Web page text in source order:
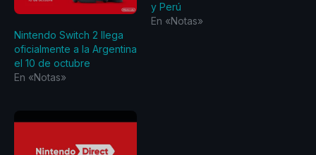
Nintendo Switch 2 llega
oficialmente a la Argentina
el 10 de octubre
En «Notas»
y Perú
En «Notas»